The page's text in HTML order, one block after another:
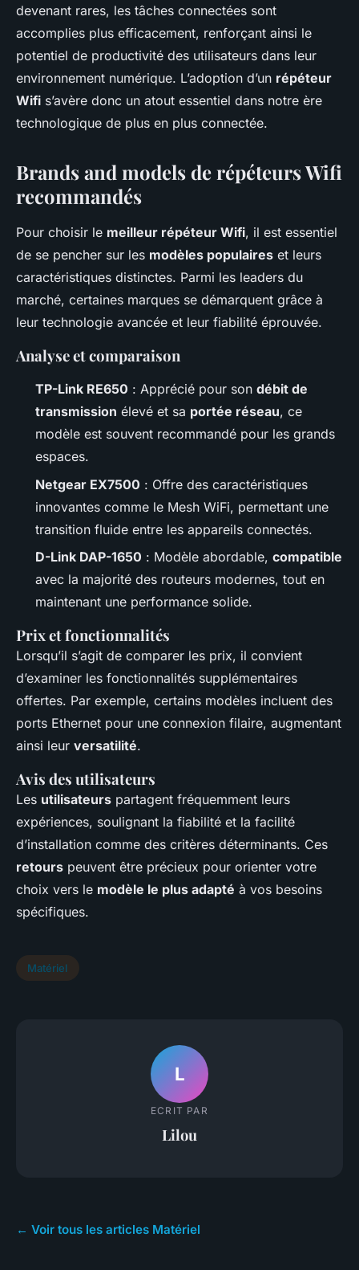
devenant rares, les tâches connectées sont
accomplies plus efficacement, renforçant ainsi le
potentiel de productivité des utilisateurs dans leur
environnement numérique. L’adoption d’un répéteur
Wifi s’avère donc un atout essentiel dans notre ère
technologique de plus en plus connectée.
Brands and models de répéteurs Wifi
recommandés
Pour choisir le meilleur répéteur Wifi, il est essentiel
de se pencher sur les modèles populaires et leurs
caractéristiques distinctes. Parmi les leaders du
marché, certaines marques se démarquent grâce à
leur technologie avancée et leur fiabilité éprouvée.
Analyse et comparaison
TP-Link RE650 : Apprécié pour son débit de
transmission élevé et sa portée réseau, ce
modèle est souvent recommandé pour les grands
espaces.
Netgear EX7500 : Offre des caractéristiques
innovantes comme le Mesh WiFi, permettant une
transition fluide entre les appareils connectés.
D-Link DAP-1650 : Modèle abordable, compatible
avec la majorité des routeurs modernes, tout en
maintenant une performance solide.
Prix et fonctionnalités
Lorsqu’il s’agit de comparer les prix, il convient
d’examiner les fonctionnalités supplémentaires
offertes. Par exemple, certains modèles incluent des
ports Ethernet pour une connexion filaire, augmentant
ainsi leur versatilité.
Avis des utilisateurs
Les utilisateurs partagent fréquemment leurs
expériences, soulignant la fiabilité et la facilité
d’installation comme des critères déterminants. Ces
retours peuvent être précieux pour orienter votre
choix vers le modèle le plus adapté à vos besoins
spécifiques.
Matériel
L
ECRIT PAR
Lilou
← Voir tous les articles Matériel